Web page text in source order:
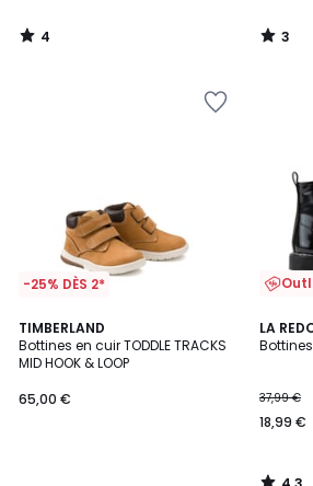
4
/
3
/
-25% DÈS 2*
TIMBERLAND
Bottines en cuir TODDLE TRACKS
MID HOOK & LOOP
65,00 €
LA
37,99 €
18,99 €
4,3
/ 5